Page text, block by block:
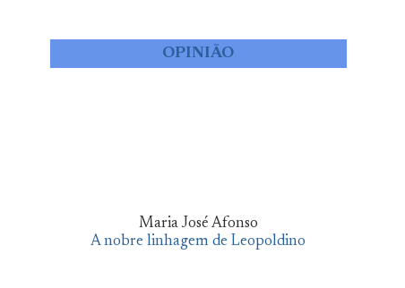
OPINIÃO
Maria José Afonso
A nobre linhagem de Leopoldino